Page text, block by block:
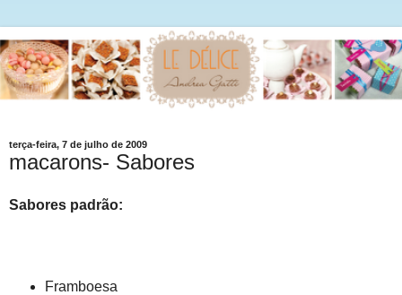
terça-feira, 7 de julho de 2009
macarons- Sabores
Sabores padrão:
Framboesa